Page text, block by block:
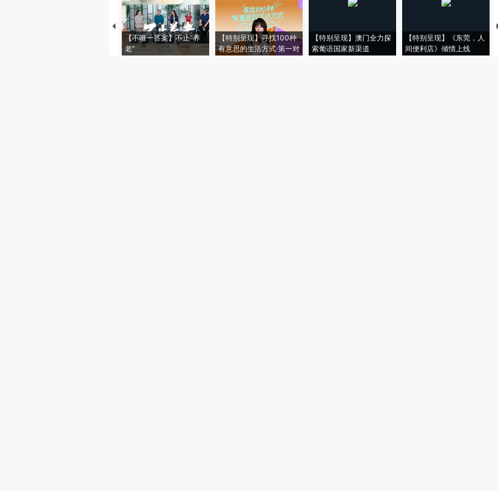
【不唯一答案】不止“养
老”
【特别呈现】寻找100种
有意思的生活方式·第一对
【特别呈现】澳门全力探
索葡语国家新渠道
【特别呈现】《东莞，人
间便利店》倾情上线